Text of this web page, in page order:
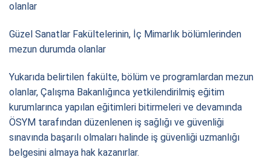
olanlar
Güzel Sanatlar Fakültelerinin, İç Mimarlık bölümlerinden
mezun durumda olanlar
Yukarıda belirtilen fakülte, bölüm ve programlardan mezun
olanlar, Çalışma Bakanlığınca yetkilendirilmiş eğitim
kurumlarınca yapılan eğitimleri bitirmeleri ve devamında
ÖSYM tarafından düzenlenen iş sağlığı ve güvenliği
sınavında başarılı olmaları halinde iş güvenliği uzmanlığı
belgesini almaya hak kazanırlar.